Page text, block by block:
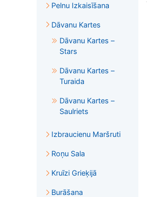
Pelnu Izkaisīšana
Dāvanu Kartes
Dāvanu Kartes –
Stars
Dāvanu Kartes –
Turaida
Dāvanu Kartes –
Saulriets
Izbraucienu Maršruti
Roņu Sala
Kruīzi Grieķijā
Burāšana